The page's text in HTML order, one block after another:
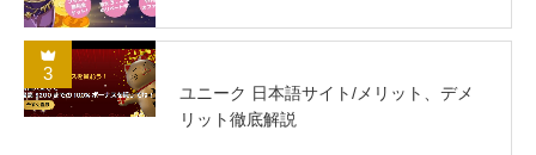
3
ユニーク 日本語サイト/メリット、デメ
リット徹底解説